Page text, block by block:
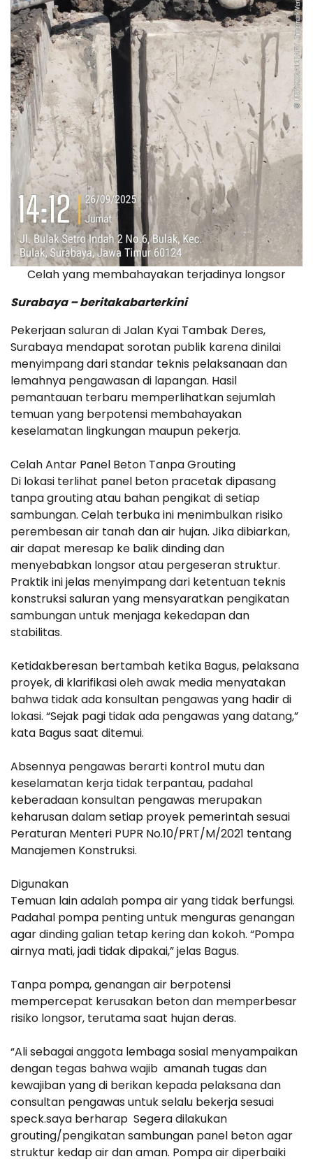
Celah yang membahayakan terjadinya longsor
Surabaya – beritakabarterkini
Pekerjaan saluran di Jalan Kyai Tambak Deres,
Surabaya mendapat sorotan publik karena dinilai
menyimpang dari standar teknis pelaksanaan dan
lemahnya pengawasan di lapangan. Hasil
pemantauan terbaru memperlihatkan sejumlah
temuan yang berpotensi membahayakan
keselamatan lingkungan maupun pekerja.
Celah Antar Panel Beton Tanpa Grouting
Di lokasi terlihat panel beton pracetak dipasang
tanpa grouting atau bahan pengikat di setiap
sambungan. Celah terbuka ini menimbulkan risiko
perembesan air tanah dan air hujan. Jika dibiarkan,
air dapat meresap ke balik dinding dan
menyebabkan longsor atau pergeseran struktur.
Praktik ini jelas menyimpang dari ketentuan teknis
konstruksi saluran yang mensyaratkan pengikatan
sambungan untuk menjaga kekedapan dan
stabilitas.
Ketidakberesan bertambah ketika Bagus, pelaksana
proyek, di klarifikasi oleh awak media menyatakan
bahwa tidak ada konsultan pengawas yang hadir di
lokasi. “Sejak pagi tidak ada pengawas yang datang,”
kata Bagus saat ditemui.
Absennya pengawas berarti kontrol mutu dan
keselamatan kerja tidak terpantau, padahal
keberadaan konsultan pengawas merupakan
keharusan dalam setiap proyek pemerintah sesuai
Peraturan Menteri PUPR No.10/PRT/M/2021 tentang
Manajemen Konstruksi.
Digunakan
Temuan lain adalah pompa air yang tidak berfungsi.
Padahal pompa penting untuk menguras genangan
agar dinding galian tetap kering dan kokoh. “Pompa
airnya mati, jadi tidak dipakai,” jelas Bagus.
Tanpa pompa, genangan air berpotensi
mempercepat kerusakan beton dan memperbesar
risiko longsor, terutama saat hujan deras.
“Ali sebagai anggota lembaga sosial menyampaikan
dengan tegas bahwa wajib amanah tugas dan
kewajiban yang di berikan kepada pelaksana dan
consultan pengawas untuk selalu bekerja sesuai
speck.saya berharap Segera dilakukan
grouting/pengikatan sambungan panel beton agar
struktur kedap air dan aman. Pompa air diperbaiki